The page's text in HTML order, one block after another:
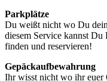
Parkplätze
Du weißt nicht wo Du
diesem Service kannst Du
finden und reservieren!
Gepäckaufbewahrung
Ihr wisst nicht wo ihr euer